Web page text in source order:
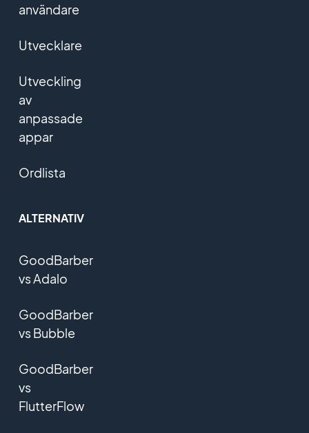
användare
Utvecklare
Utveckling
av
anpassade
appar
Ordlista
ALTERNATIV
GoodBarber
vs Adalo
GoodBarber
vs Bubble
GoodBarber
vs
FlutterFlow